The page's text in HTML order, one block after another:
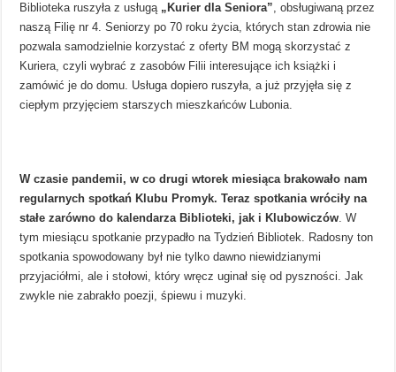
Biblioteka ruszyła z usługą „Kurier dla Seniora”, obsługiwaną przez
naszą Filię nr 4. Seniorzy po 70 roku życia, których stan zdrowia nie
pozwala samodzielnie korzystać z oferty BM mogą skorzystać z
Kuriera, czyli wybrać z zasobów Filii interesujące ich książki i
zamówić je do domu. Usługa dopiero ruszyła, a już przyjęła się z
ciepłym przyjęciem starszych mieszkańców Lubonia.
W czasie pandemii, w co drugi wtorek miesiąca brakowało nam
regularnych spotkań Klubu Promyk. Teraz spotkania wróciły na
stałe zarówno do kalendarza Biblioteki, jak i Klubowiczów. W
tym miesiącu spotkanie przypadło na Tydzień Bibliotek. Radosny ton
spotkania spowodowany był nie tylko dawno niewidzianymi
przyjaciółmi, ale i stołowi, który wręcz uginał się od pyszności. Jak
zwykle nie zabrakło poezji, śpiewu i muzyki.